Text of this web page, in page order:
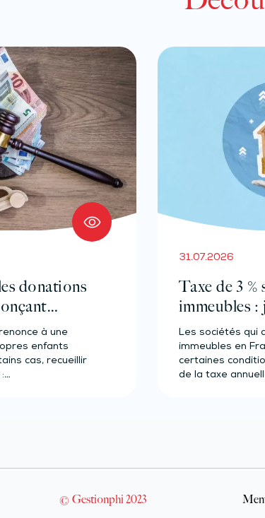
donations
?
à une
enfants
cas, recueillir
31.07.2026
Taxe de 3 %
immeubles :
tolérance de
Les sociétés qui
immeubles en
certaines
de la taxe
© Gestionphi 2023